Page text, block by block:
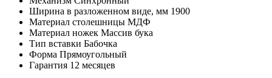
Ширина в разложенном виде, мм 1900
Материал столешницы МДФ
Материал ножек Массив бука
Тип вставки Бабочка
Форма Прямоугольный
Гарантия 12 месяцев